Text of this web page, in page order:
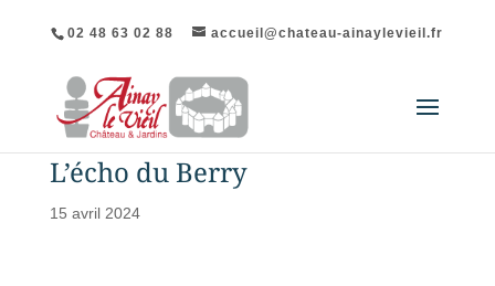
02 48 63 02 88 accueil@chateau-ainaylevieil.fr
L’écho du Berry
15 avril 2024